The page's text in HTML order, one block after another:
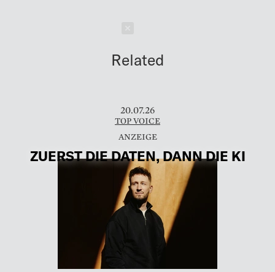
Related
20.07.26
TOP VOICE
ZUERST DIE DATEN, DANN DIE KI